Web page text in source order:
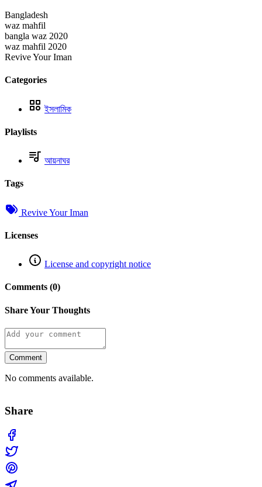
Bangladesh
waz mahfil
bangla waz 2020
waz mahfil 2020
Revive Your Iman
Categories
ইসলামিক
Playlists
আয়নাঘর
Tags
Revive Your Iman
Licenses
License and copyright notice
Comments (0)
Share Your Thoughts
Comment
No comments available.
Share